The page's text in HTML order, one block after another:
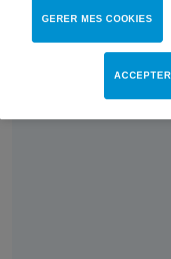
Technologie innovante
GERER MES COOKIES
ACCEPTER